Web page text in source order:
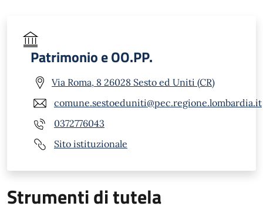
Patrimonio e OO.PP.
Via Roma, 8 26028 Sesto ed Uniti (CR)
comune.sestoeduniti@pec.regione.lombardia.it
0372776043
Sito istituzionale
Strumenti di tutela